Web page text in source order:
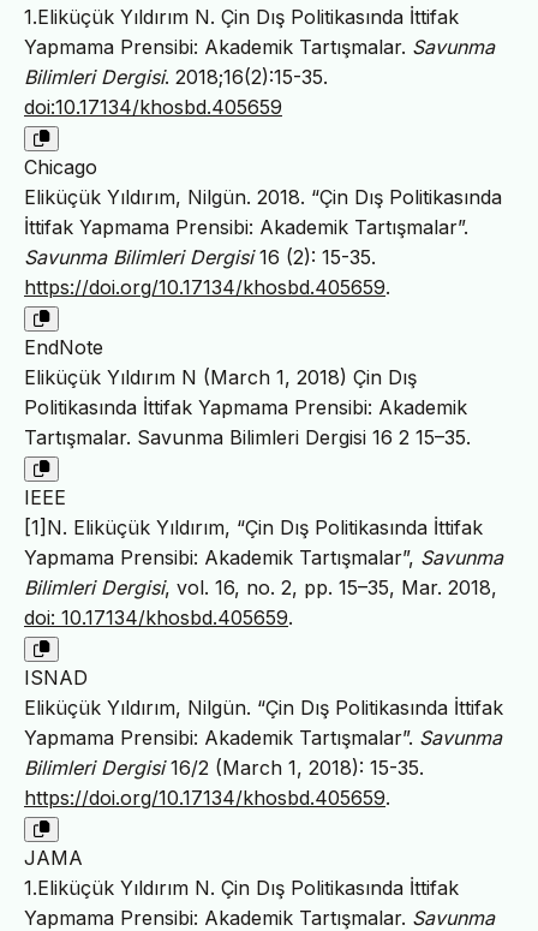
1.Eliküçük Yıldırım N. Çin Dış Politikasında İttifak
Yapmama Prensibi: Akademik Tartışmalar. Savunma
Bilimleri Dergisi. 2018;16(2):15-35.
doi:10.17134/khosbd.405659
Chicago
Eliküçük Yıldırım, Nilgün. 2018. “Çin Dış Politikasında
İttifak Yapmama Prensibi: Akademik Tartışmalar”.
Savunma Bilimleri Dergisi16 (2): 15-35.
https://doi.org/10.17134/khosbd.405659.
EndNote
Eliküçük Yıldırım N (March 1, 2018) Çin Dış
Politikasında İttifak Yapmama Prensibi: Akademik
Tartışmalar. Savunma Bilimleri Dergisi 16 2 15–35.
IEEE
[1]N. Eliküçük Yıldırım, “Çin Dış Politikasında İttifak
Yapmama Prensibi: Akademik Tartışmalar”, Savunma
Bilimleri Dergisi, vol. 16, no. 2, pp. 15–35, Mar. 2018,
doi: 10.17134/khosbd.405659.
ISNAD
Eliküçük Yıldırım, Nilgün. “Çin Dış Politikasında İttifak
Yapmama Prensibi: Akademik Tartışmalar”. Savunma
Bilimleri Dergisi16/2 (March 1, 2018): 15-35.
https://doi.org/10.17134/khosbd.405659.
JAMA
1.Eliküçük Yıldırım N. Çin Dış Politikasında İttifak
Yapmama Prensibi: Akademik Tartışmalar. Savunma